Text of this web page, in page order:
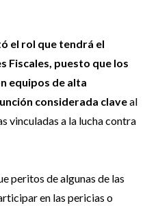
el rol que tendrá el
Fiscales, puesto que los
equipos de alta
considerada claveal
vinculadas a la lucha contra
peritos de algunas de las
en las pericias o